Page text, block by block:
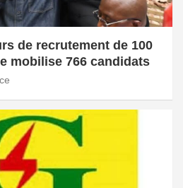
de recrutement de 100
mobilise 766 candidats